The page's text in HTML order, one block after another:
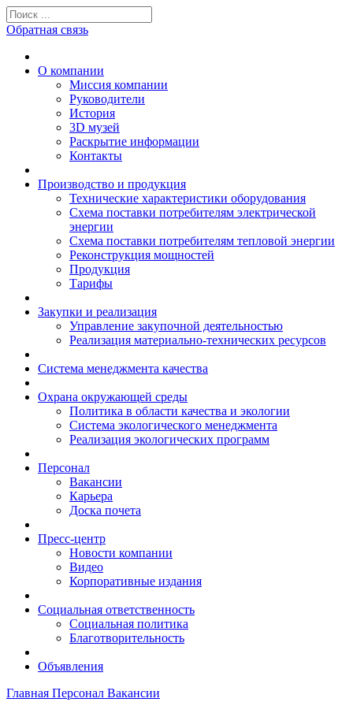
Обратная связь
О компании
Миссия компании
Руководители
История
3D музей
Раскрытие информации
Контакты
Производство и продукция
Технические характеристики оборудования
Схема поставки потребителям электрической
энергии
Схема поставки потребителям тепловой энергии
Реконструкция мощностей
Продукция
Тарифы
Закупки и реализация
Управление закупочной деятельностью
Реализация материально-технических ресурсов
Система менеджмента качества
Охрана окружающей среды
Политика в области качества и экологии
Система экологического менеджмента
Реализация экологических программ
Персонал
Вакансии
Карьера
Доска почета
Пресс-центр
Новости компании
Видео
Корпоративные издания
Социальная ответственность
Социальная политика
Благотворительность
Объявления
Главная Персонал Вакансии